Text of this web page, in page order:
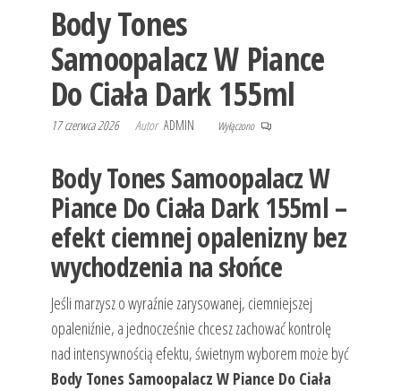
Body Tones
Samoopalacz W Piance
Do Ciała Dark 155ml
17 czerwca 2026 Autor ADMIN Wyłączono
Body Tones Samoopalacz W
Piance Do Ciała Dark 155ml –
efekt ciemnej opalenizny bez
wychodzenia na słońce
Jeśli marzysz o wyraźnie zarysowanej, ciemniejszej
opaleniźnie, a jednocześnie chcesz zachować kontrolę
nad intensywnością efektu, świetnym wyborem może być
Body Tones Samoopalacz W Piance Do Ciała